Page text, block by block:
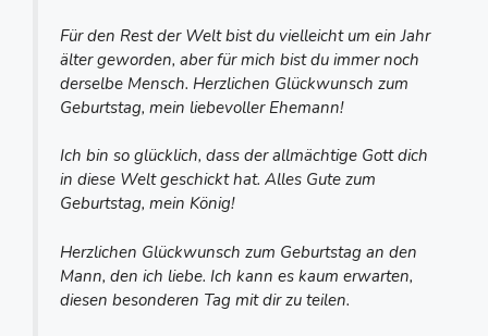
Für den Rest der Welt bist du vielleicht um ein Jahr
älter geworden, aber für mich bist du immer noch
derselbe Mensch. Herzlichen Glückwunsch zum
Geburtstag, mein liebevoller Ehemann!
Ich bin so glücklich, dass der allmächtige Gott dich
in diese Welt geschickt hat. Alles Gute zum
Geburtstag, mein König!
Herzlichen Glückwunsch zum Geburtstag an den
Mann, den ich liebe. Ich kann es kaum erwarten,
diesen besonderen Tag mit dir zu teilen.